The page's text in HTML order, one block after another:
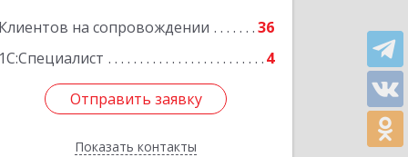
Клиентов на сопровождении
36
1С:Специалист
4
Отправить заявку
Показать контакты
Подробнее
Отправить заявку
Назад